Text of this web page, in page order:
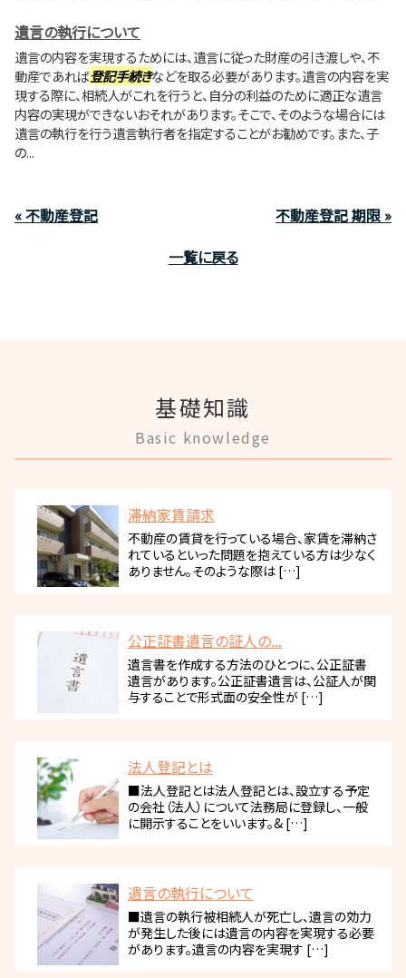
遺言の執行について
遺言の内容を実現するためには、遺言に従った財産の引き渡しや、不
動産であれば登記手続きなどを取る必要があります。遺言の内容を実
現する際に、相続人がこれを行うと、自分の利益のために適正な遺言
内容の実現ができないおそれがあります。そこで、そのような場合には
遺言の執行を行う遺言執行者を指定することがお勧めです。また、子
の...
« 不動産登記
不動産登記 期限 »
一覧に戻る
基礎知識
Basic knowledge
滞納家賃請求
不動産の賃貸を行っている場合、家賃を滞納さ
れているといった問題を抱えている方は少なく
ありません。そのような際は […]
公正証書遺言の証人の...
遺言書を作成する方法のひとつに、公正証書
遺言があります。公正証書遺言は、公証人が関
与することで形式面の安全性が […]
法人登記とは
■法人登記とは法人登記とは、設立する予定
の会社（法人）について法務局に登録し、一般
に開示することをいいます。& […]
遺言の執行について
■遺言の執行被相続人が死亡し、遺言の効力
が発生した後には遺言の内容を実現する必要
があります。遺言の内容を実現す […]